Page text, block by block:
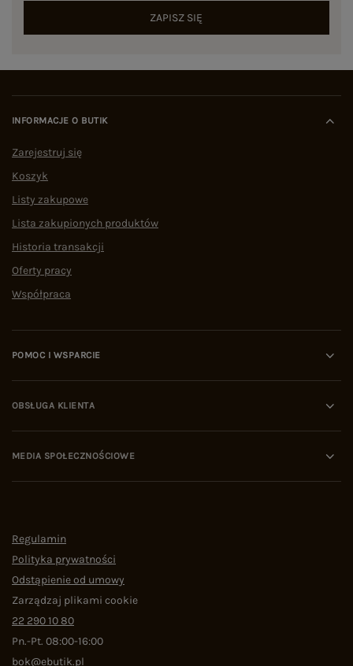
ZAPISZ SIĘ
INFORMACJE O BUTIK
Zarejestruj się
Koszyk
Listy zakupowe
Lista zakupionych produktów
Historia transakcji
Oferty pracy
Współpraca
POMOC I WSPARCIE
OBSŁUGA KLIENTA
MEDIA SPOŁECZNOŚCIOWE
Regulamin
Polityka prywatności
Odstąpienie od umowy
Zarządzaj plikami cookie
22 290 10 80
Pn.-Pt. 08:00-16:00
bok@ebutik.pl